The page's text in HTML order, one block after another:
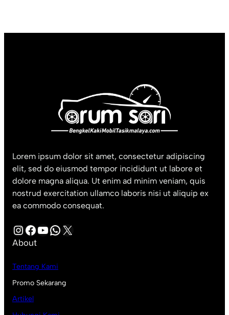
Lorem ipsum dolor sit amet, consectetur adipiscing
elit, sed do eiusmod tempor incididunt ut labore et
dolore magna aliqua. Ut enim ad minim veniam, quis
nostrud exercitation ullamco laboris nisi ut aliquip ex
ea commodo consequat.
InstagramFacebook YouTube WhatsApp X
About
Tentang Kami
Promo Sekarang
Artikel